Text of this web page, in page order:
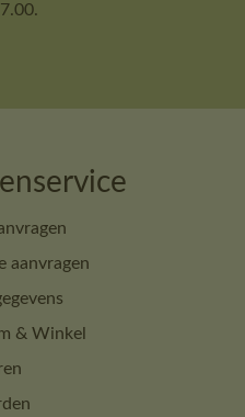
aanvragen
& Winkel